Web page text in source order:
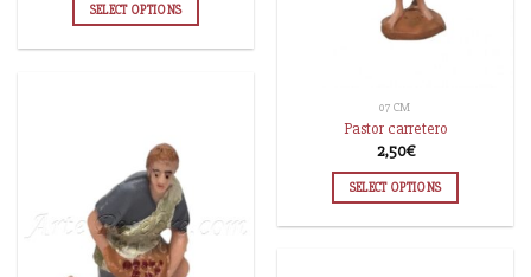
SELECT OPTIONS
07 CM
Pastor carretero
2,50€
SELECT OPTIONS